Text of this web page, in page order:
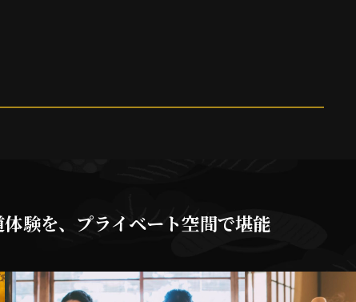
験を、プライベート空間で堪能